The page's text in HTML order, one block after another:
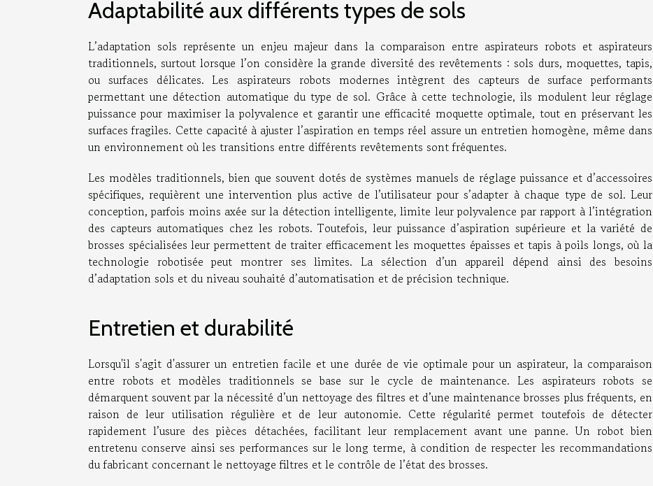
Adaptabilité aux différents types de sols
L’adaptation sols représente un enjeu majeur dans la comparaison entre aspirateurs robots et aspirateurs
traditionnels, surtout lorsque l’on considère la grande diversité des revêtements : sols durs, moquettes, tapis,
ou surfaces délicates. Les aspirateurs robots modernes intègrent des capteurs de surface performants
permettant une détection automatique du type de sol. Grâce à cette technologie, ils modulent leur réglage
puissance pour maximiser la polyvalence et garantir une efficacité moquette optimale, tout en préservant les
surfaces fragiles. Cette capacité à ajuster l’aspiration en temps réel assure un entretien homogène, même dans
un environnement où les transitions entre différents revêtements sont fréquentes.
Les modèles traditionnels, bien que souvent dotés de systèmes manuels de réglage puissance et d’accessoires
spécifiques, requièrent une intervention plus active de l’utilisateur pour s’adapter à chaque type de sol. Leur
conception, parfois moins axée sur la détection intelligente, limite leur polyvalence par rapport à l’intégration
des capteurs automatiques chez les robots. Toutefois, leur puissance d’aspiration supérieure et la variété de
brosses spécialisées leur permettent de traiter efficacement les moquettes épaisses et tapis à poils longs, où la
technologie robotisée peut montrer ses limites. La sélection d’un appareil dépend ainsi des besoins
d’adaptation sols et du niveau souhaité d’automatisation et de précision technique.
Entretien et durabilité
Lorsqu'il s'agit d'assurer un entretien facile et une durée de vie optimale pour un aspirateur, la comparaison
entre robots et modèles traditionnels se base sur le cycle de maintenance. Les aspirateurs robots se
démarquent souvent par la nécessité d’un nettoyage des filtres et d’une maintenance brosses plus fréquents, en
raison de leur utilisation régulière et de leur autonomie. Cette régularité permet toutefois de détecter
rapidement l’usure des pièces détachées, facilitant leur remplacement avant une panne. Un robot bien
entretenu conserve ainsi ses performances sur le long terme, à condition de respecter les recommandations
du fabricant concernant le nettoyage filtres et le contrôle de l’état des brosses.